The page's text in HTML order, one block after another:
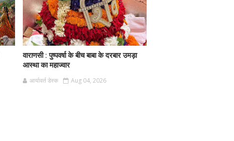
वाराणसी : पुष्पवर्षा के बीच बाबा के दरबार उमड़ा
आस्था का महाज्वार
आर्यावर्त डेस्क Aug 04, 2026